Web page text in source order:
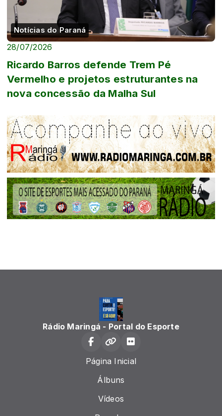
Notícias do Paraná
28/07/2026
Ricardo Barros defende Trem Pé
Vermelho e projetos estruturantes na
nova concessão da Malha Sul
Rádio Maringá - Portal do Esporte
Página Inicial
Álbuns
Vídeos